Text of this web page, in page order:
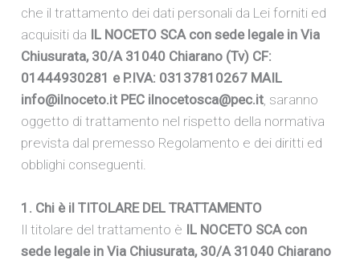
che il trattamento dei dati personali da Lei forniti ed
acquisiti da IL NOCETO SCA con sede legale in Via
Chiusurata, 30/A 31040 Chiarano (Tv) CF:
01444930281 e P.IVA: 03137810267 MAIL
info@ilnoceto.it PEC ilnocetosca@pec.it , saranno
oggetto di trattamento nel rispetto della normativa
prevista dal premesso Regolamento e dei diritti ed
obblighi conseguenti.
1. Chi è il TITOLARE DEL TRATTAMENTO
Il titolare del trattamento è IL NOCETO SCA con
sede legale in Via Chiusurata, 30/A 31040 Chiarano